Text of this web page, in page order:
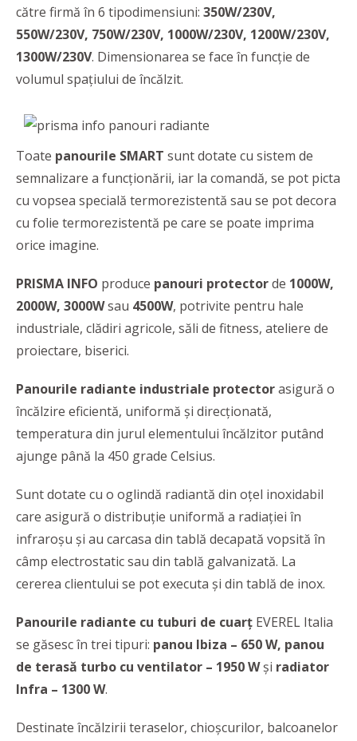
către firmă în 6 tipodimensiuni: 350W/230V,
550W/230V, 750W/230V, 1000W/230V, 1200W/230V,
1300W/230V. Dimensionarea se face în funcție de
volumul spațiului de încălzit.
Toate panourile SMART sunt dotate cu sistem de
semnalizare a funcționării, iar la comandă, se pot picta
cu vopsea specială termorezistentă sau se pot decora
cu folie termorezistentă pe care se poate imprima
orice imagine.
PRISMA INFO produce panouri protectorde 1000W,
2000W, 3000Wsau 4500W, potrivite pentru hale
industriale, clădiri agricole, săli de fitness, ateliere de
proiectare, biserici.
Panourile radiante industriale protectorasigură o
încălzire eficientă, uniformă și direcționată,
temperatura din jurul elementului încălzitor putând
ajunge până la 450 grade Celsius.
Sunt dotate cu o oglindă radiantă din oțel inoxidabil
care asigură o distribuție uniformă a radiației în
infraroșu și au carcasa din tablă decapată vopsită în
câmp electrostatic sau din tablă galvanizată. La
cererea clientului se pot executa și din tablă de inox.
Panourile radiante cu tuburi de cuarț EVEREL Italia
se găsesc în trei tipuri: panou Ibiza – 650 W, panou
de terasă turbo cu ventilator – 1950 Wși radiator
Infra – 1300 W.
Destinate încălzirii teraselor, chioșcurilor, balcoanelor